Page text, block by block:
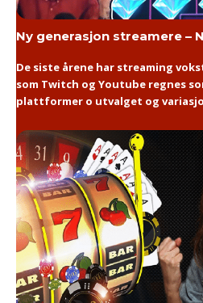
Ny generasjon streamere –
De siste årene har streaming
som Twitch og Youtube regnes
plattformer o utvalget og